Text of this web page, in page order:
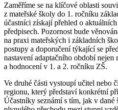
Zaměříme se na klíčové oblasti
z mateřské školy do 1. ročníku
účastníci získají přehled o
předpisech. Pozornost bude
na praxi mateřských i základních
postupy a doporučení týkající se
nastavení adaptačního období
a hodnocení v 1. a 2. ročníku ZŠ.
Ve druhé části vystoupí učitel nebo
regionu, který představí konkrétní
Účastníky seznámí s tím, jak v